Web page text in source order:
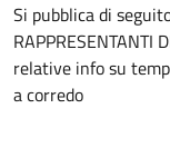
Si pubblica di
RAPPRESENTANTI
relative info su
a corredo